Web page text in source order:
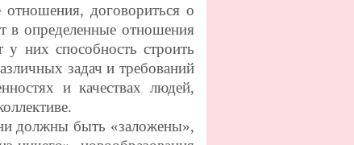
договориться о
определенные отношения
них способность строить
задач и требований
и качествах людей,
должны быть «заложены»,